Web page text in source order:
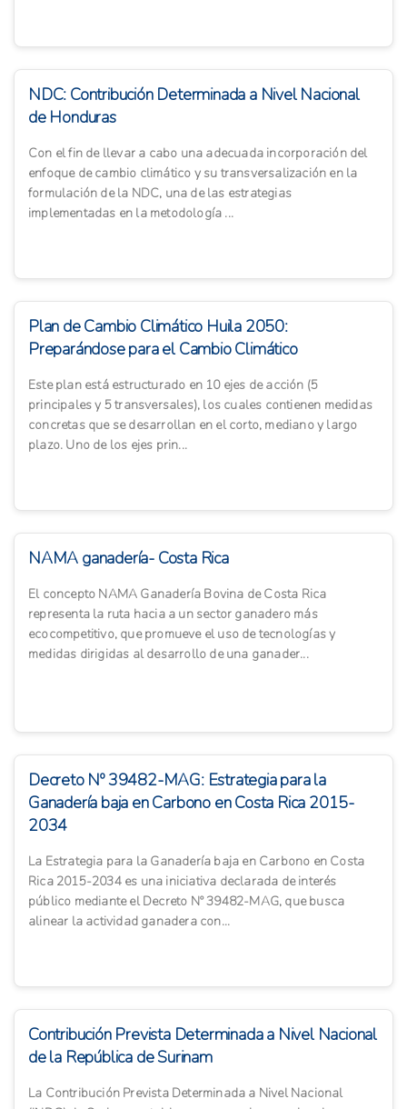
NDC: Contribución Determinada a Nivel Nacional
de Honduras
Con el fin de llevar a cabo una adecuada incorporación del
enfoque de cambio climático y su transversalización en la
formulación de la NDC, una de las estrategias
implementadas en la metodología ...
Plan de Cambio Climático Huila 2050:
Preparándose para el Cambio Climático
Este plan está estructurado en 10 ejes de acción (5
principales y 5 transversales), los cuales contienen medidas
concretas que se desarrollan en el corto, mediano y largo
plazo. Uno de los ejes prin...
NAMA ganadería- Costa Rica
El concepto NAMA Ganadería Bovina de Costa Rica
representa la ruta hacia a un sector ganadero más
ecocompetitivo, que promueve el uso de tecnologías y
medidas dirigidas al desarrollo de una ganader...
Decreto Nº 39482-MAG: Estrategia para la
Ganadería baja en Carbono en Costa Rica 2015-
2034
La Estrategia para la Ganadería baja en Carbono en Costa
Rica 2015-2034 es una iniciativa declarada de interés
público mediante el Decreto Nº 39482-MAG, que busca
alinear la actividad ganadera con...
Contribución Prevista Determinada a Nivel Nacional
de la República de Surinam
La Contribución Prevista Determinada a Nivel Nacional